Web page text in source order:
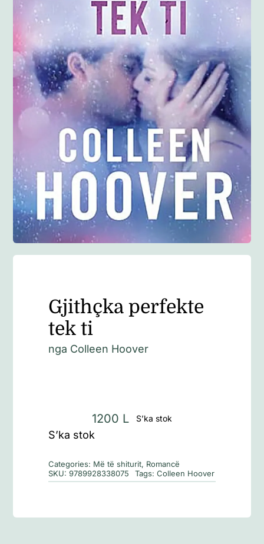
Anglisht
Ditarë
Evente
Blog
Gjithçka perfekte
tek ti
nga Colleen Hoover
1200 L S’ka stok
S’ka stok
Categories: Më të shiturit, Romancë
SKU:9789928338075 Tags:Colleen Hoover